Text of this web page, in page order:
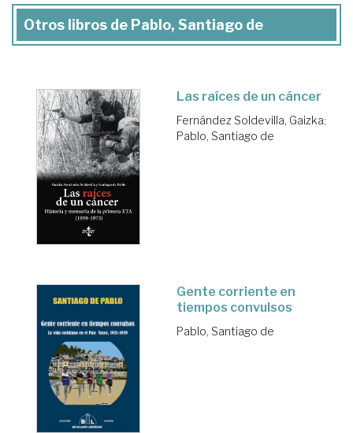
Otros libros de Pablo, Santiago de
Las raíces de un cáncer
Fernández Soldevilla, Gaizka;
Pablo, Santiago de
Gente corriente en
tiempos convulsos
Pablo, Santiago de